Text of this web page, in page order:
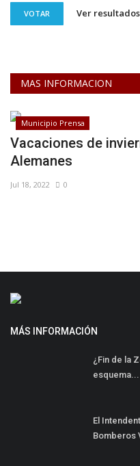
VOTAR Ver resultados
MAS INFORMACION
Municipio Prensa
Vacaciones de
Alemanes
Jul 18, 2022 0
MÁS INFORMACIÓN
¿Fin de la
esquema...
El
Bomberos